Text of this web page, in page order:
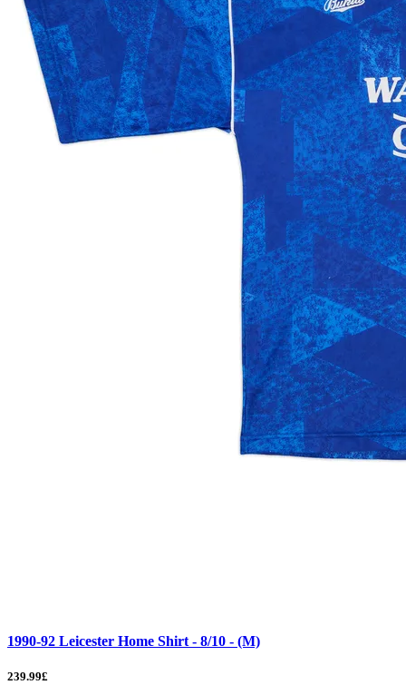
1990-92 Leicester Home Shirt - 8/10 - (M)
239.99£